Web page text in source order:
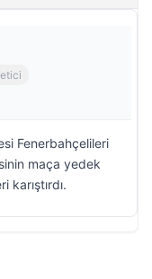
Fenerbahçelileri
maça yedek
karıştırdı.